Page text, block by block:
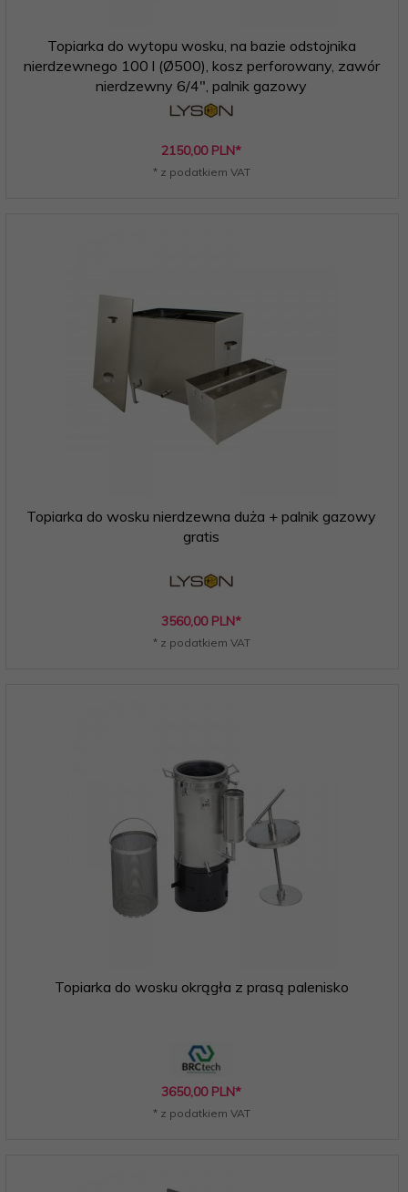
Topiarka do wytopu wosku, na bazie odstojnika
nierdzewnego 100 l (Ø500), kosz perforowany, zawór
nierdzewny 6/4", palnik gazowy
2150,00 PLN*
* z podatkiem VAT
Topiarka do wosku nierdzewna duża + palnik gazowy
gratis
3560,00 PLN*
* z podatkiem VAT
Topiarka do wosku okrągła z prasą palenisko
3650,00 PLN*
* z podatkiem VAT